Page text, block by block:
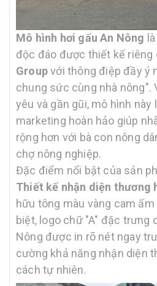
dohoatrang.vn@gmail.com Chúng
tâm và tin tưởng của Quý khách –
ngừng hoàn thiện và phục vụ tốt
hình hơi chó Josera
Mô hình hơi gấu An Nông
độc đáo được thiết kế
Groupvới thông điệp đầy ý
chung sức cùng nhà nông".
yêu và gần gũi, mô hình này
marketing hoàn hảo giúp
rộng hơn với bà con nông
chợ nông nghiệp.
Đặc điểm nổi bật của sản
Thiết kế nhận diện thương
hữu tông màu vàng cam
biệt, logo chữ "A" đặc trưng
Nông được in rõ nét ngay
cường khả năng nhận diện
cách tự nhiên.